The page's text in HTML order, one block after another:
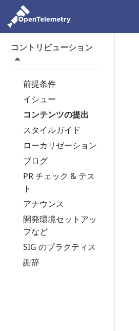
コントリビューション
前提条件
イシュー
コンテンツの提出
スタイルガイド
ローカリゼーション
ブログ
PR チェック & テス
ト
アナウンス
開発環境セットアッ
プなど
SIG のプラクティス
謝辞